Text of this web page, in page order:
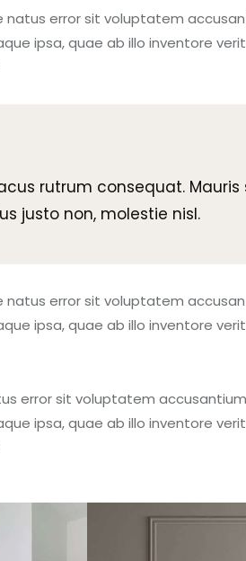
natus error sit voluptatem
ipsa, quae ab illo inventore
rutrum consequat. Mauris
justo non, molestie nisl.
natus error sit voluptatem
ipsa, quae ab illo inventore
error sit voluptatem
ipsa, quae ab illo inventore